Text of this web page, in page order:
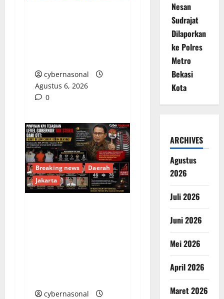
cybernasonal
Agustus 6, 2026
0
Breaking news
Daerah
Jakarta
cybernasonal
Nesan
Sudrajat
Dilaporkan
ke Polres
Metro
Bekasi
Kota
ARCHIVES
Agustus
2026
Juli 2026
Juni 2026
Mei 2026
April 2026
Maret 2026